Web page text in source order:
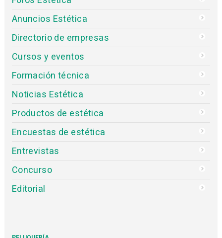
Anuncios Estética
Directorio de empresas
Cursos y eventos
Formación técnica
Noticias Estética
Productos de estética
Encuestas de estética
Entrevistas
Concurso
Editorial